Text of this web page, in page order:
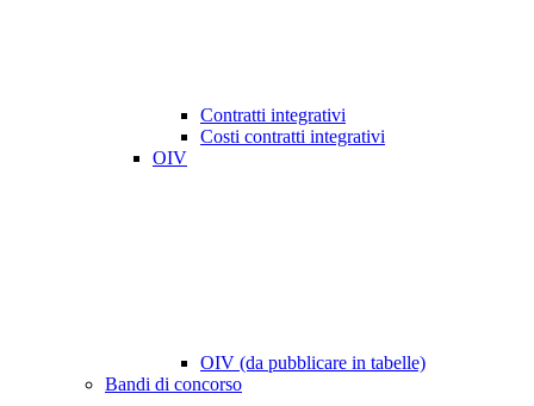
Contratti integrativi
Costi contratti integrativi
OIV
OIV (da pubblicare in tabelle)
Bandi di concorso